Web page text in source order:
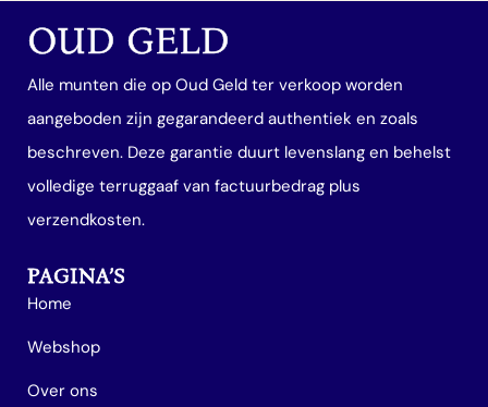
OUD GELD
Alle munten die op Oud Geld ter verkoop worden
aangeboden zijn gegarandeerd authentiek en zoals
beschreven. Deze garantie duurt levenslang en behelst
volledige terruggaaf van factuurbedrag plus
verzendkosten.
PAGINA’S
Home
Webshop
Over ons